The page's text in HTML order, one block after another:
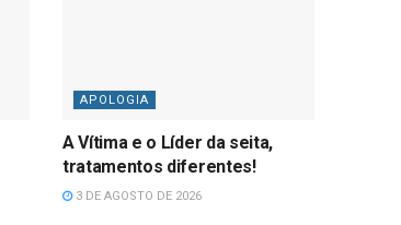
APOLOGIA
A Vítima e o Líder da seita,
tratamentos diferentes!
3 DE AGOSTO DE 2026